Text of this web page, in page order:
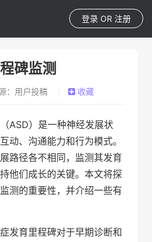
登录 OR 注册
碑监测
：用户投稿 收藏
ASD）是一种神经发展状
动、沟通能力和行为模式。
路径各不相同，监测其发育
他们成长的关键。本文将探
测的重要性，并介绍一些有
发育里程碑对于早期诊断和